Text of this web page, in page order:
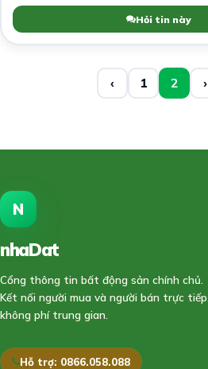
Hỏi tin này
‹ 1 2 ›
N
nhaDat
Cổng thông tin bất động sản chính chủ.
Kết nối người mua và người bán trực tiếp,
không phí trung gian.
Hỗ trợ: 0866.058.088